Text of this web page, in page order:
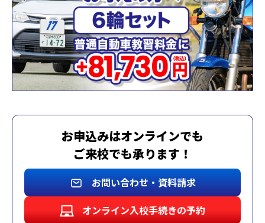
お申込みはオンラインでも
ご来校でも承ります！
お問い合わせ・資料請求
オンライン入校手続きの予約